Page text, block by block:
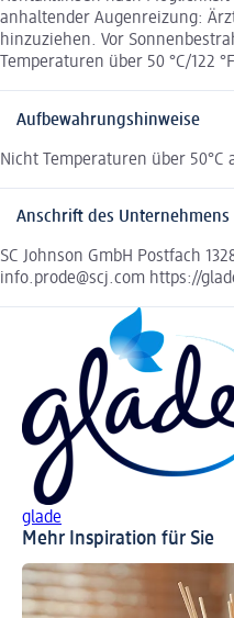
anhaltender Augenreizung:
hinzuziehen. Vor
Temperaturen über 50 °C/122
Aufbewahrungshinweise
Nicht Temperaturen über 50°C
Anschrift des Unternehmens
SC Johnson GmbH Postfach
info.prode@scj.com https://
glade
Mehr Inspiration für Sie